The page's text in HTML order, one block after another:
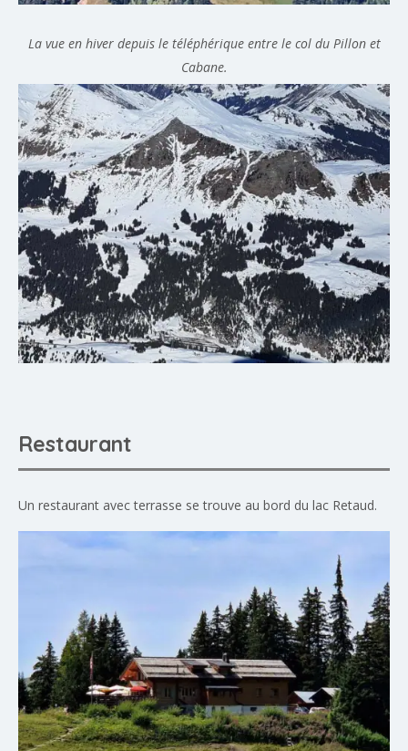
La vue en hiver depuis le téléphérique entre le col du Pillon et
Cabane.
Restaurant
Un restaurant avec terrasse se trouve au bord du lac Retaud.